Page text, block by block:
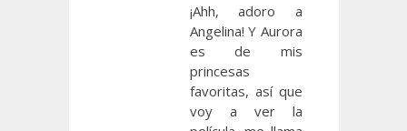
¡Ahh, adoro a
Angelina! Y Aurora
es de mis
princesas
favoritas, así que
voy a ver la